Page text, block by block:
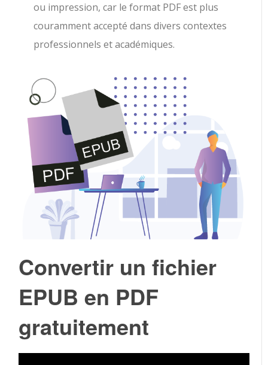
ou impression, car le format PDF est plus
couramment accepté dans divers contextes
professionnels et académiques.
Convertir un fichier
EPUB en PDF
gratuitement